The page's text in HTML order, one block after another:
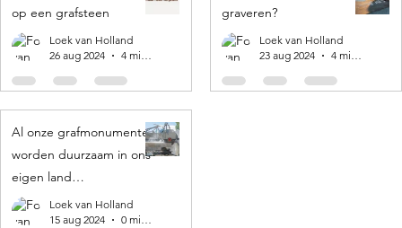
op een grafsteen
Loek van Holland
26 aug 2024
4 minuten om te lezen
graveren?
Loek van Holland
23 aug 2024
4 minuten om te lezen
Al onze grafmonumenten
worden duurzaam in ons
eigen land
geproduceerd! 🌍
Loek van Holland
15 aug 2024
0 minuten om te lezen